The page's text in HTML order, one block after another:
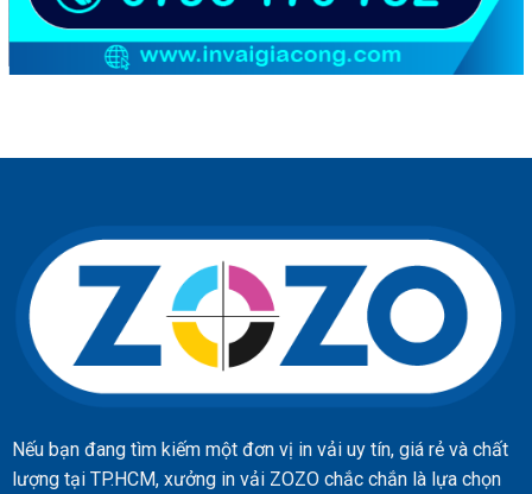
Nếu bạn đang tìm kiếm một đơn vị in vải uy tín, giá rẻ và chất
lượng tại TP.HCM, xưởng in vải ZOZO chắc chắn là lựa chọn